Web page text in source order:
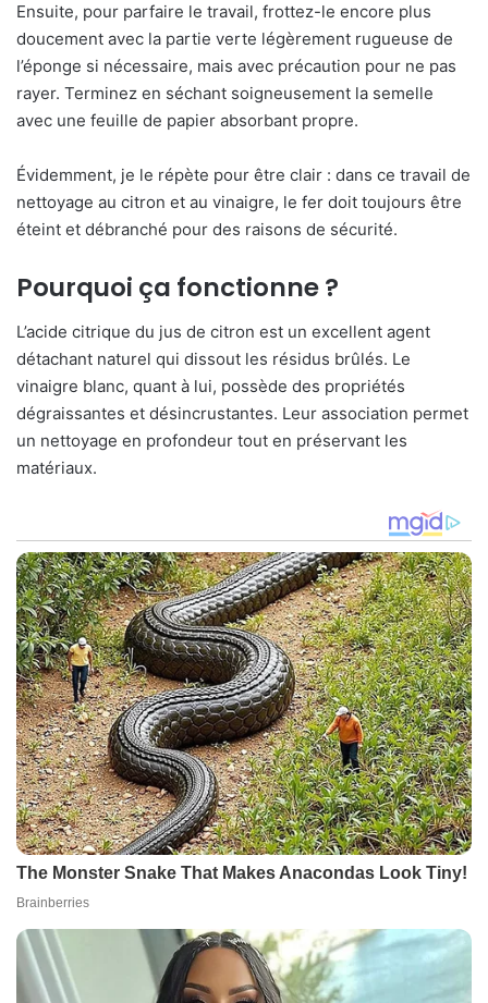
Ensuite, pour parfaire le travail, frottez-le encore plus
doucement avec la partie verte légèrement rugueuse de
l’éponge si nécessaire, mais avec précaution pour ne pas
rayer. Terminez en séchant soigneusement la semelle
avec une feuille de papier absorbant propre.
Évidemment, je le répète pour être clair : dans ce travail de
nettoyage au citron et au vinaigre, le fer doit toujours être
éteint et débranché pour des raisons de sécurité.
Pourquoi ça fonctionne ?
L’acide citrique du jus de citron est un excellent agent
détachant naturel qui dissout les résidus brûlés. Le
vinaigre blanc, quant à lui, possède des propriétés
dégraissantes et désincrustantes. Leur association permet
un nettoyage en profondeur tout en préservant les
matériaux.